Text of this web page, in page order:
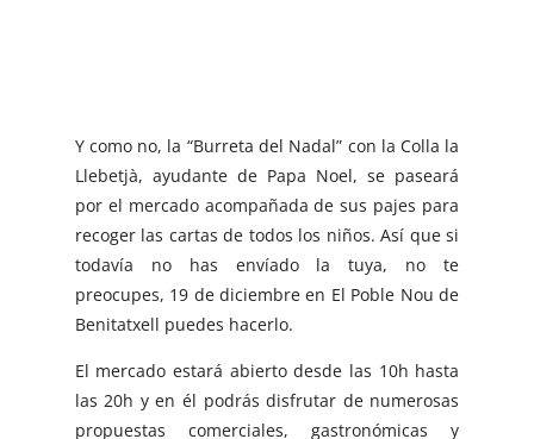
Y como no, la “Burreta del Nadal” con la Colla la
Llebetjà, ayudante de Papa Noel, se paseará
por el mercado acompañada de sus pajes para
recoger las cartas de todos los niños. Así que si
todavía no has envíado la tuya, no te
preocupes, 19 de diciembre en El Poble Nou de
Benitatxell puedes hacerlo.
El mercado estará abierto desde las 10h hasta
las 20h y en él podrás disfrutar de numerosas
propuestas comerciales, gastronómicas y